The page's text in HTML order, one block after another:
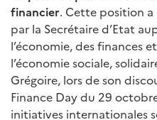
financier. Cette position
par la Secrétaire d’Etat
l’économie, des finances
l’économie sociale,
Grégoire, lors de son
Finance Day du 29
initiatives internationales